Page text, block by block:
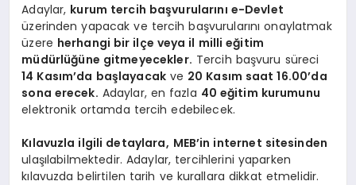
Adaylar, kurum tercih başvurularını e-Devlet
üzerinden yapacak ve tercih başvurularını onaylatmak
üzere herhangi bir ilçe veya il milli eğitim
müdürlüğüne gitmeyecekler. Tercih başvuru süreci
14 Kasım’da başlayacak ve 20 Kasım saat 16.00’da
sona erecek. Adaylar, en fazla 40 eğitim kurumunu
elektronik ortamda tercih edebilecek.
Kılavuzla ilgili detaylara, MEB’in internet sitesinden
ulaşılabilmektedir. Adaylar, tercihlerini yaparken
kılavuzda belirtilen tarih ve kurallara dikkat etmelidir.